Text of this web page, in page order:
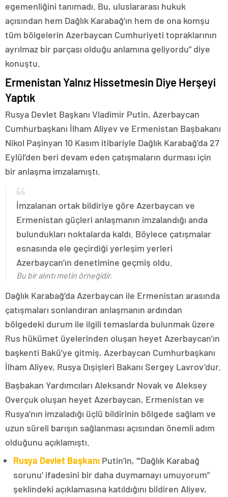
egemenliğini tanımadı. Bu, uluslararası hukuk
açısından hem Dağlık Karabağ’ın hem de ona komşu
tüm bölgelerin Azerbaycan Cumhuriyeti topraklarının
ayrılmaz bir parçası olduğu anlamına geliyordu” diye
konuştu.
Ermenistan Yalnız Hissetmesin Diye Herşeyi
Yaptık
Rusya Devlet Başkanı Vladimir Putin, Azerbaycan
Cumhurbaşkanı İlham Aliyev ve Ermenistan Başbakanı
Nikol Paşinyan 10 Kasım itibariyle Dağlık Karabağ’da 27
Eylül’den beri devam eden çatışmaların durması için
bir anlaşma imzalamıştı.
İmzalanan ortak bildiriye göre Azerbaycan ve
Ermenistan güçleri anlaşmanın imzalandığı anda
bulundukları noktalarda kaldı. Böylece çatışmalar
esnasında ele geçirdiği yerleşim yerleri
Azerbaycan’ın denetimine geçmiş oldu.
Bu bir alıntı metin örneğidir.
Dağlık Karabağ’da Azerbaycan ile Ermenistan arasında
çatışmaları sonlandıran anlaşmanın ardından
bölgedeki durum ile ilgili temaslarda bulunmak üzere
Rus hükümet üyelerinden oluşan heyet Azerbaycan’ın
başkenti Bakü’ye gitmiş, Azerbaycan Cumhurbaşkanı
İlham Aliyev, Rusya Dışişleri Bakanı Sergey Lavrov’dur.
Başbakan Yardımcıları Aleksandr Novak ve Aleksey
Overçuk oluşan heyet Azerbaycan, Ermenistan ve
Rusya’nın imzaladığı üçlü bildirinin bölgede sağlam ve
uzun süreli barışın sağlanması açısından önemli adım
olduğunu açıklamıştı.
Rusya Devlet Başkanı Putin’in, “‘Dağlık Karabağ
sorunu’ ifadesini bir daha duymamayı umuyorum”
şeklindeki açıklamasına katıldığını bildiren Aliyev,